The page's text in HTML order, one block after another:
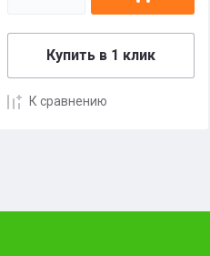
Купить в 1 клик
К сравнению